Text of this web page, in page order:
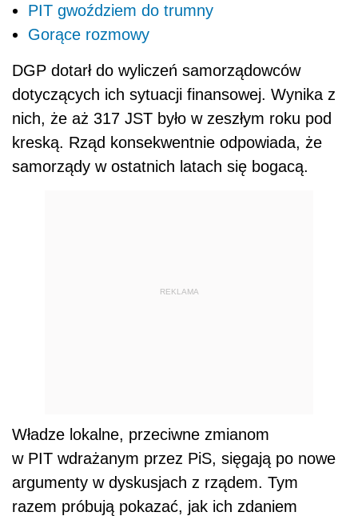
PIT gwoździem do trumny
Gorące rozmowy
DGP dotarł do wyliczeń samorządowców
dotyczących ich sytuacji finansowej. Wynika z
nich, że aż 317 JST było w zeszłym roku pod
kreską. Rząd konsekwentnie odpowiada, że
samorządy w ostatnich latach się bogacą.
REKLAMA
Władze lokalne, przeciwne zmianom
w PIT wdrażanym przez PiS, sięgają po nowe
argumenty w dyskusjach z rządem. Tym
razem próbują pokazać, jak ich zdaniem